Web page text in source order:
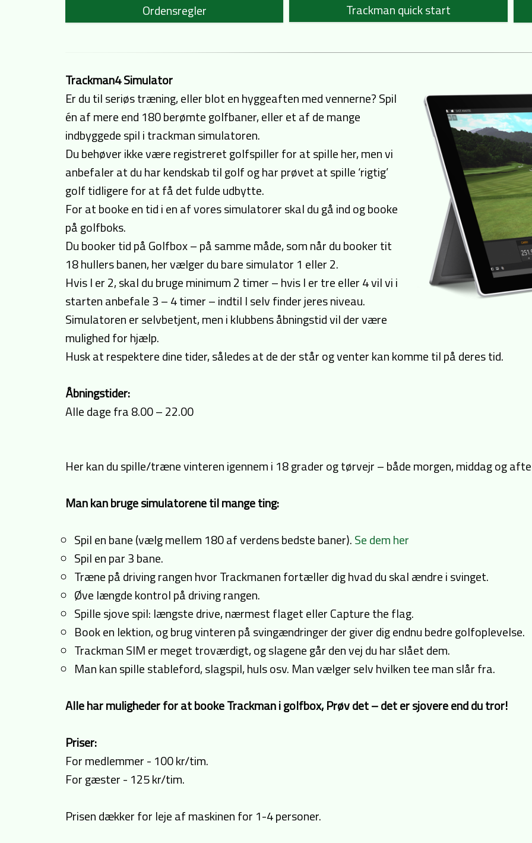
Ordensregler Trackman quick start
Trackman4 Simulator
Er du til seriøs træning, eller blot en hyggeaften med vennerne? Spil
én af mere end 180 berømte golfbaner, eller et af de mange
indbyggede spil i trackman simulatoren.
Du behøver ikke være registreret golfspiller for at spille her, men vi
anbefaler at du har kendskab til golf og har prøvet at spille ‘rigtig’
golf tidligere for at få det fulde udbytte.
For at booke en tid i en af vores simulatorer skal du gå ind og booke
på golfboks.
Du booker tid på Golfbox – på samme måde, som når du booker tit
18 hullers banen, her vælger du bare simulator 1 eller 2.
Hvis I er 2, skal du bruge minimum 2 timer – hvis I er tre eller 4 vil vi i
starten anbefale 3 – 4 timer – indtil I selv finder jeres niveau.
Simulatoren er selvbetjent, men i klubbens åbningstid vil der være
mulighed for hjælp.
Husk at respektere dine tider, således at de der står og venter kan komme til på deres tid.
Åbningstider:
Alle dage fra 8.00 – 22.00
Her kan du spille/træne vinteren igennem i 18 grader og tørvejr – både morgen, middag og
Man kan bruge simulatorene til mange ting:
Spil en bane (vælg mellem 180 af verdens bedste baner).Se dem her
Spil en par 3 bane.
Træne på driving rangen hvor Trackmanen fortæller dig hvad du skal ændre i svinget.
Øve længde kontrol på driving rangen.
Spille sjove spil: længste drive, nærmest flaget eller Capture the flag.
Book en lektion, og brug vinteren på svingændringer der giver dig endnu bedre golfoplevelse.
Trackman SIM er meget troværdigt, og slagene går den vej du har slået dem.
Man kan spille stableford, slagspil, huls osv. Man vælger selv hvilken tee man slår fra.
Alle har muligheder for at booke Trackman i golfbox, Prøv det – det er sjovere end du tror!
Priser:
For medlemmer - 100 kr/tim.
For gæster - 125 kr/tim.
Prisen dækker for leje af maskinen for 1-4 personer.